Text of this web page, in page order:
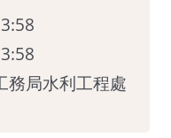
務局水利工程處